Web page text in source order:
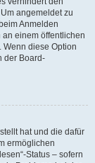
angemeldet zu
Anmelden
einem öffentlichen
Wenn diese Option
der Board-
hat und die dafür
ermöglichen
Status – sofern